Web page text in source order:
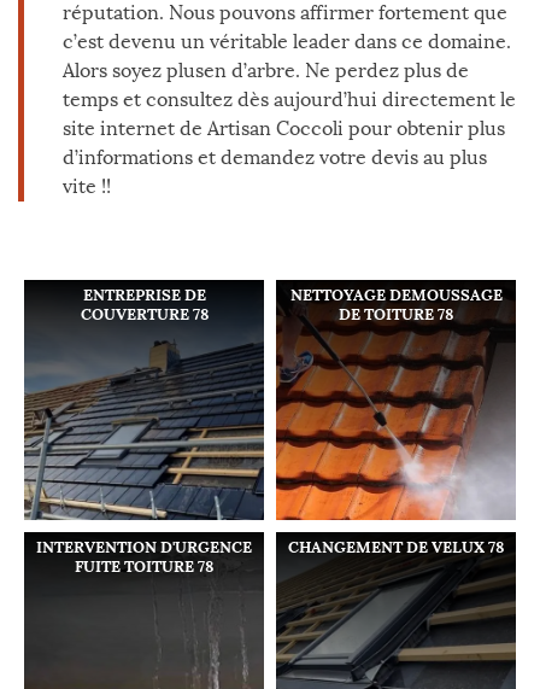
réputation. Nous pouvons affirmer fortement que
c’est devenu un véritable leader dans ce domaine.
Alors soyez plusen d’arbre. Ne perdez plus de
temps et consultez dès aujourd’hui directement le
site internet de Artisan Coccoli pour obtenir plus
d’informations et demandez votre devis au plus
vite !!
ENTREPRISE DE
COUVERTURE 78
NETTOYAGE DEMOUSSAGE
DE TOITURE 78
INTERVENTION D'URGENCE
FUITE TOITURE 78
CHANGEMENT DE VELUX 78